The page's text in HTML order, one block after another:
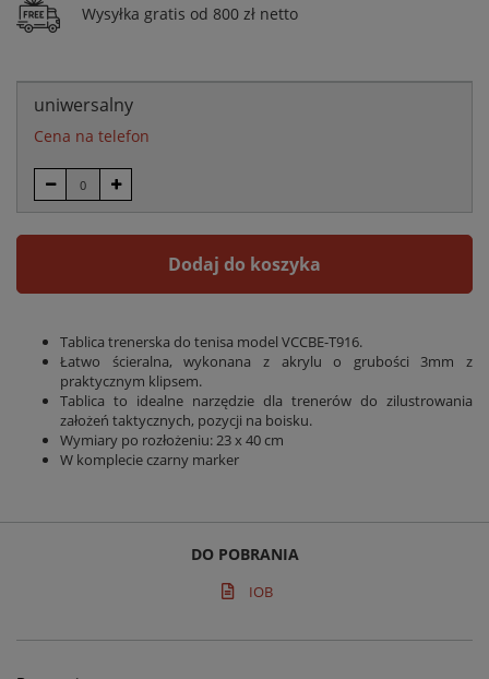
Wysyłka gratis od 800 zł netto
uniwersalny
Cena na telefon
Dodaj do koszyka
Tablica trenerska do tenisa model VCCBE-T916.
Łatwo ścieralna, wykonana z akrylu o grubości 3mm z
praktycznym klipsem.
Tablica to idealne narzędzie dla trenerów do zilustrowania
założeń taktycznych, pozycji na boisku.
Wymiary po rozłożeniu: 23 x 40 cm
W komplecie czarny marker
DO POBRANIA
IOB